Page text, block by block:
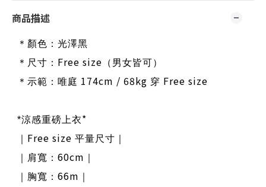
商品描述
＊顏色：光澤黑
＊尺寸： Free size （男女皆可）
＊示範：唯庭 174cm / 68kg 穿 Free size
*涼感重磅上衣*
Free size 平量尺寸｜
｜肩寬： 60cm
｜胸寬： 66m